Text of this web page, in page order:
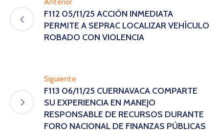
F112 05/11/25 ACCIÓN INMEDIATA
PERMITE A SEPRAC LOCALIZAR VEHÍCULO
ROBADO CON VIOLENCIA
Siguiente
F113 06/11/25 CUERNAVACA COMPARTE
SU EXPERIENCIA EN MANEJO
RESPONSABLE DE RECURSOS DURANTE
FORO NACIONAL DE FINANZAS PÚBLICAS